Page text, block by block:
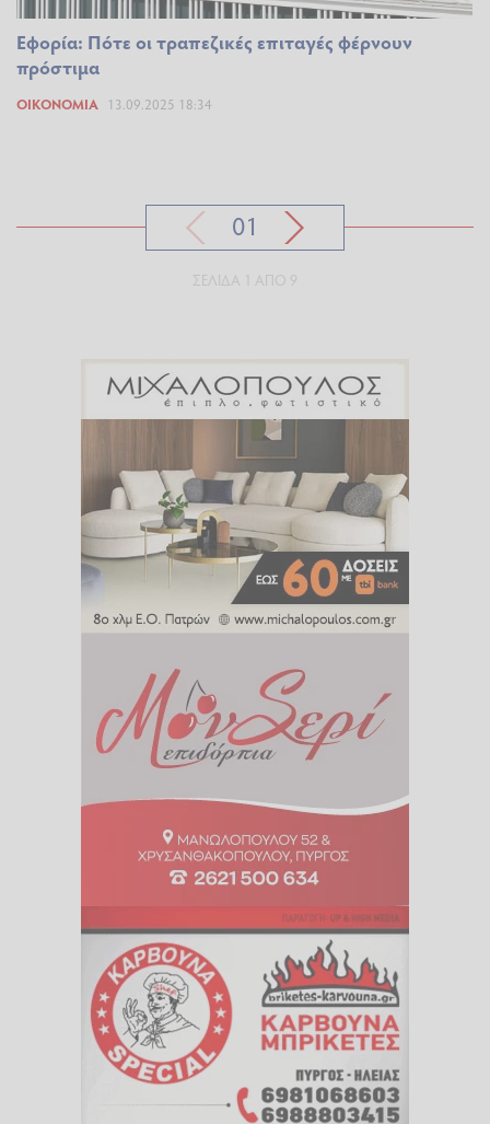
Εφορία: Πότε οι τραπεζικές επιταγές φέρνουν
πρόστιμα
ΟΙΚΟΝΟΜΊΑ 13.09.2025 18:34
01
ΣΕΛΊΔΑ 1 ΑΠΌ 9